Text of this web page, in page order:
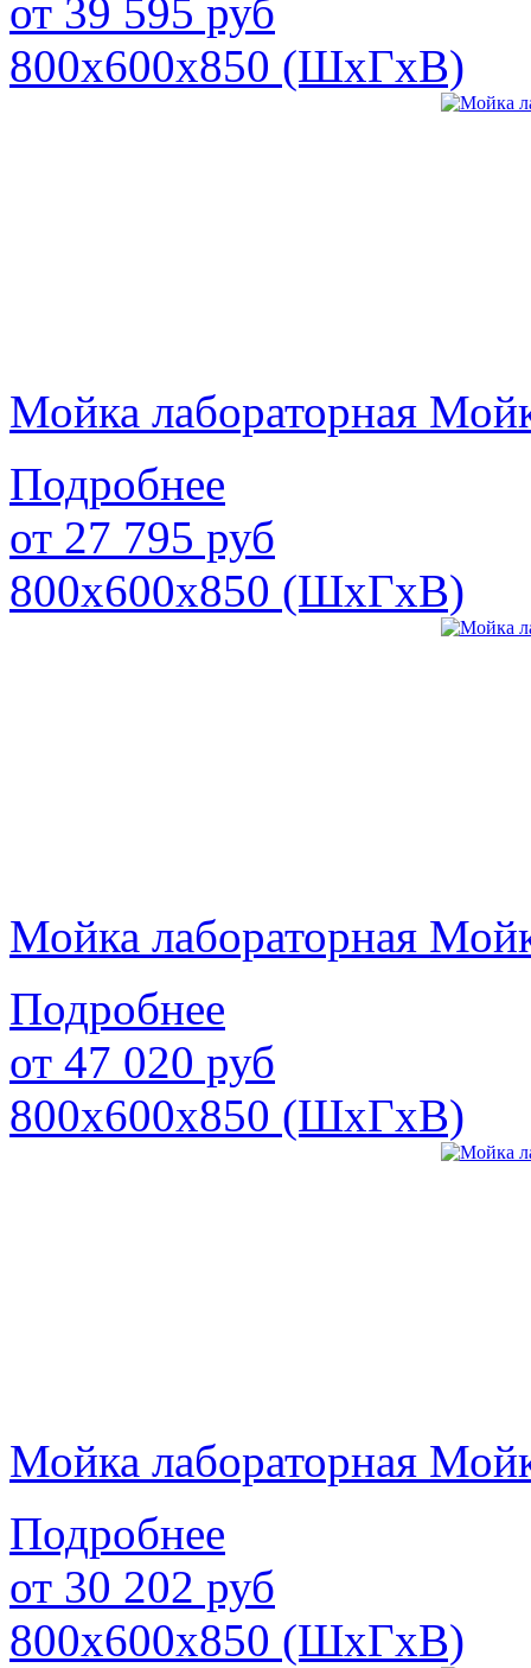
от 39 595 руб
800х600х850 (ШхГхВ)
Мойка лабораторная
Подробнее
от 27 795 руб
800х600х850 (ШхГхВ)
Мойка лабораторная
Подробнее
от 47 020 руб
800х600х850 (ШхГхВ)
Мойка лабораторная
Подробнее
от 30 202 руб
800х600х850 (ШхГхВ)